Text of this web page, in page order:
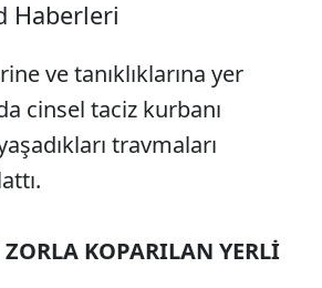
Haberleri
ve tanıklıklarına yer
cinsel taciz kurbanı
travmaları
KOPARILAN YERLİ